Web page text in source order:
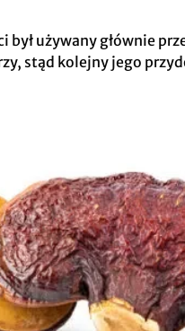
używany głównie
stąd kolejny jego